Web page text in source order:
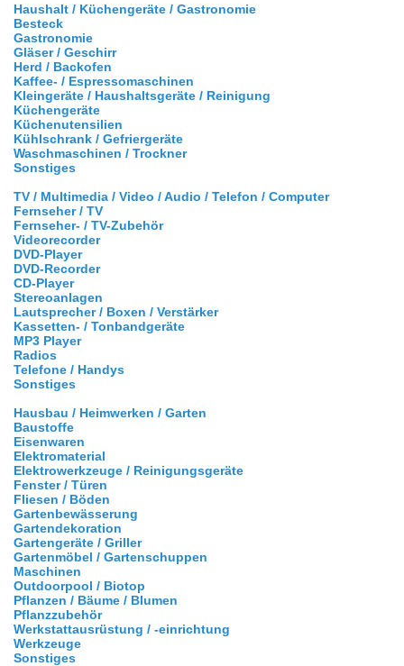
Haushalt / Küchengeräte / Gastronomie
Besteck
Gastronomie
Gläser / Geschirr
Herd / Backofen
Kaffee- / Espressomaschinen
Kleingeräte / Haushaltsgeräte / Reinigung
Küchengeräte
Küchenutensilien
Kühlschrank / Gefriergeräte
Waschmaschinen / Trockner
Sonstiges
TV / Multimedia / Video / Audio / Telefon / Computer
Fernseher / TV
Fernseher- / TV-Zubehör
Videorecorder
DVD-Player
DVD-Recorder
CD-Player
Stereoanlagen
Lautsprecher / Boxen / Verstärker
Kassetten- / Tonbandgeräte
MP3 Player
Radios
Telefone / Handys
Sonstiges
Hausbau / Heimwerken / Garten
Baustoffe
Eisenwaren
Elektromaterial
Elektrowerkzeuge / Reinigungsgeräte
Fenster / Türen
Fliesen / Böden
Gartenbewässerung
Gartendekoration
Gartengeräte / Griller
Gartenmöbel / Gartenschuppen
Maschinen
Outdoorpool / Biotop
Pflanzen / Bäume / Blumen
Pflanzzubehör
Werkstattausrüstung / -einrichtung
Werkzeuge
Sonstiges